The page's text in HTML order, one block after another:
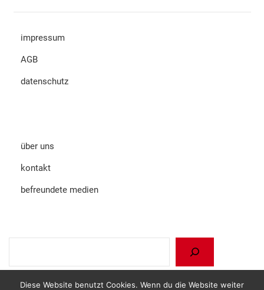
impressum
AGB
datenschutz
über uns
kontakt
befreundete medien
Diese Website benutzt Cookies. Wenn du die Website weiter